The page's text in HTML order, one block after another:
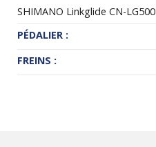
SHIMANO Linkglide CN-LG500
PÉDALIER :
FREINS :